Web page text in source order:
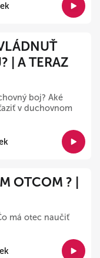
| A TERAZ
boj? Aké
v duchovnom
OTCOM ? |
má otec naučiť